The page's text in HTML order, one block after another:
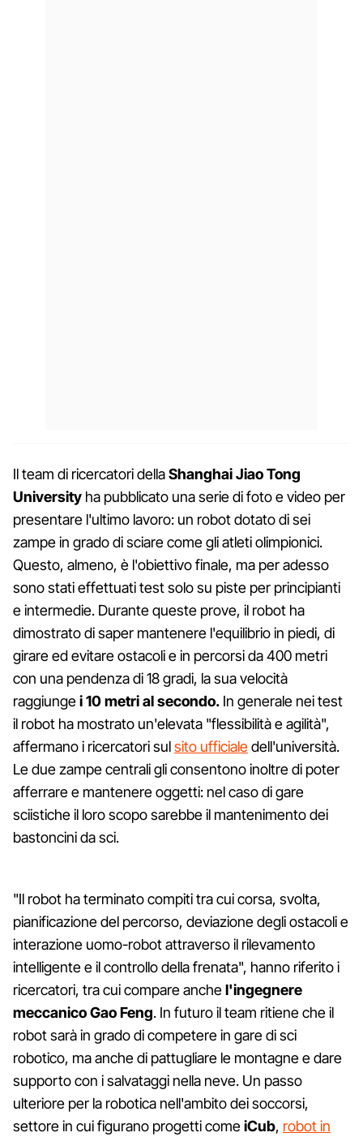
Il team di ricercatori dellaShanghai Jiao Tong
University ha pubblicato una serie di foto e video per
presentare l'ultimo lavoro: un robot dotato di sei
zampe in grado di sciare come gli atleti olimpionici.
Questo, almeno, è l'obiettivo finale, ma per adesso
sono stati effettuati test solo su piste per principianti
e intermedie. Durante queste prove, il robot ha
dimostrato di saper mantenere l'equilibrio in piedi, di
girare ed evitare ostacoli e in percorsi da 400 metri
con una pendenza di 18 gradi, la sua velocità
raggiungei 10 metri al secondo. In generale nei test
il robot ha mostrato un'elevata "flessibilità e agilità",
affermano i ricercatori sulsito ufficialedell'università.
Le due zampe centrali gli consentono inoltre di poter
afferrare e mantenere oggetti: nel caso di gare
sciistiche il loro scopo sarebbe il mantenimento dei
bastoncini da sci.
"Il robot ha terminato compiti tra cui corsa, svolta,
pianificazione del percorso, deviazione degli ostacoli e
interazione uomo-robot attraverso il rilevamento
intelligente e il controllo della frenata", hanno riferito i
ricercatori, tra cui compare anchel'ingegnere
meccanico Gao Feng. In futuro il team ritiene che il
robot sarà in grado di competere in gare di sci
robotico, ma anche di pattugliare le montagne e dare
supporto con i salvataggi nella neve. Un passo
ulteriore per la robotica nell'ambito dei soccorsi,
settore in cui figurano progetti comeiCub, robot in